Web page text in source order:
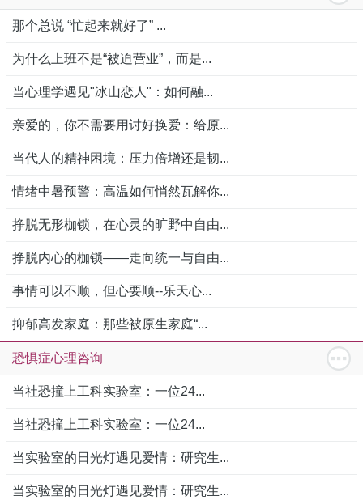
那个总说 “忙起来就好了” ...
为什么上班不是“被迫营业”，而是...
当心理学遇见"冰山恋人"：如何融...
亲爱的，你不需要用讨好换爱：给原...
当代人的精神困境：压力倍增还是韧...
情绪中暑预警：高温如何悄然瓦解你...
挣脱无形枷锁，在心灵的旷野中自由...
挣脱内心的枷锁——走向统一与自由...
事情可以不顺，但心要顺--乐天心...
抑郁高发家庭：那些被原生家庭“...
恐惧症心理咨询
当社恐撞上工科实验室：一位24...
当社恐撞上工科实验室：一位24...
当实验室的日光灯遇见爱情：研究生...
当实验室的日光灯遇见爱情：研究生...